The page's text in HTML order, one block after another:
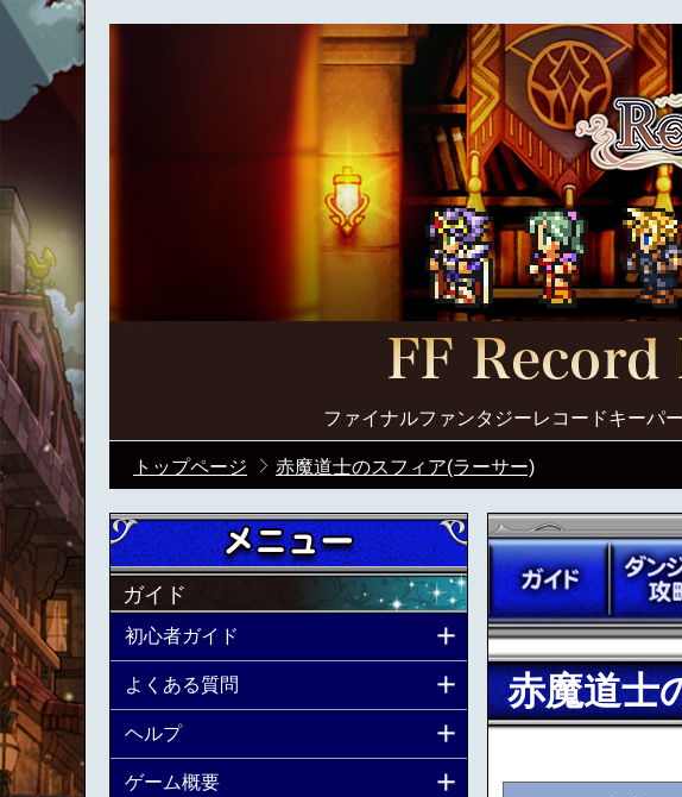
ファイナルファンタジーレコードキーパ
トップページ 赤魔道士のスフィア(ラーサー)
赤魔道士
ガイド
初心者ガイド
よくある質問
ヘルプ
ゲーム概要